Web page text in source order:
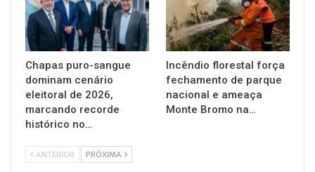
Chapas puro-sangue
dominam cenário
eleitoral de 2026,
marcando recorde
histórico no…
Incêndio florestal força
fechamento de parque
nacional e ameaça
Monte Bromo na…
ANTERIOR PRÓXIMA